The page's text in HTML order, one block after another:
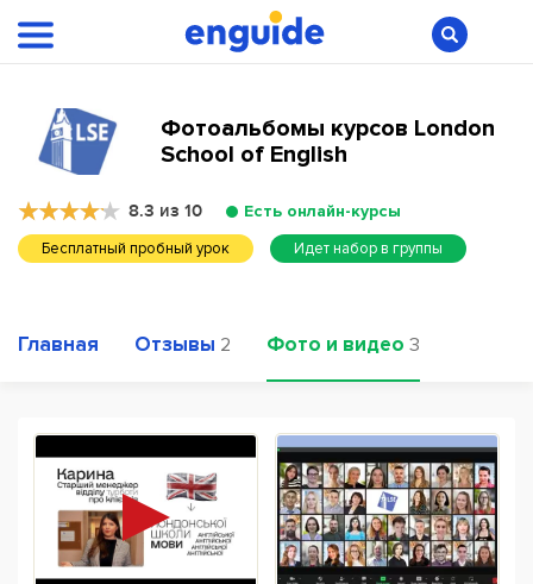
Фотоальбомы курсов London
School of English
8.3 из 10 Есть онлайн-курсы
Бесплатный пробный урок Идет набор в группы
Главная Отзывы 2 Фото и видео 3